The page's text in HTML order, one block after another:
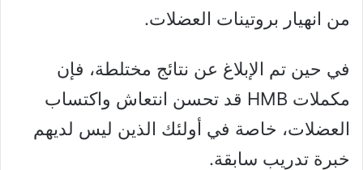
من انهيار بروتينات العضلات.
في حين تم الإبلاغ عن نتائج مختلطة، فإن
مكملات HMB قد تحسن انتعاش واكتساب
العضلات، خاصة في أولئك الذين ليس لديهم
خبرة تدريب سابقة.